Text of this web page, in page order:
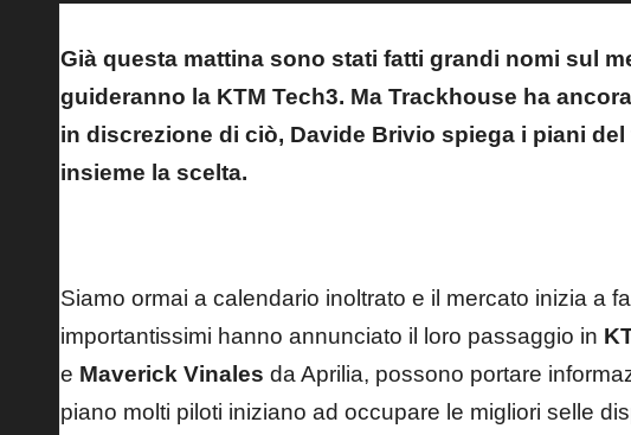
Già questa mattina sono stati fatti grandi nomi sul
guideranno la KTM Tech3. Ma Trackhouse ha
in discrezione di ciò, Davide Brivio spiega i piani
insieme la scelta.
Siamo ormai a calendario inoltrato e il mercato inizia a
importantissimi hanno annunciato il loro passaggio in
e Maverick Vinales da Aprilia, possono portare
piano molti piloti iniziano ad occupare le migliori selle